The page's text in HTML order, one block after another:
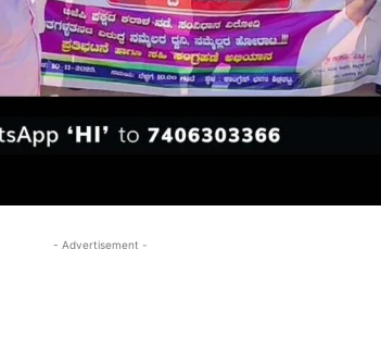
- Advertisement -